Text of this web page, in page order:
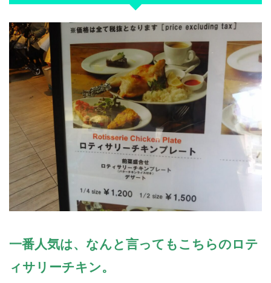
一番人気は、なんと言ってもこちらのロテ
ィサリーチキン。